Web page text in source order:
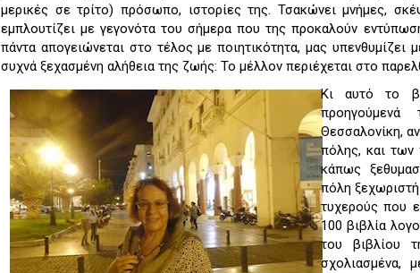
μερικές σε τρίτο) πρόσωπο, ιστορίες της. Τσακώνει μνήμες,
εμπλουτίζει με γεγονότα του σήμερα που της προκαλούν
πάντα απογειώνεται στο τέλος με ποιητικότητα, μας υπενθυμίζει
συχνά ξεχασμένη αλήθεια της ζωής: Το μέλλον περιέχεται στο
Κι αυτό το
προηγούμενά
Θεσσαλονίκη,
πόλης, και των
κάπως
πόλη
τυχερούς που
100 βιβλία
του βιβλίου
σχολιασμένα,